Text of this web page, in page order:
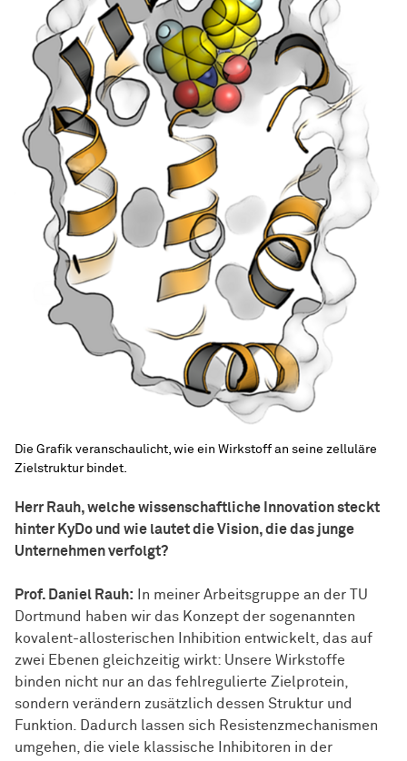
Herr Rauh, welche wissenschaftliche Innovation steckt
hinter KyDo und wie lautet die Vision, die das junge
Unternehmen verfolgt?
Prof. Daniel Rauh: In meiner Arbeitsgruppe an der TU
Dortmund haben wir das Konzept der sogenannten
kovalent-allosterischen Inhibition entwickelt, das auf
zwei Ebenen gleichzeitig wirkt: Unsere Wirkstoffe
binden nicht nur an das fehlregulierte Zielprotein,
sondern verändern zusätzlich dessen Struktur und
Funktion. Dadurch lassen sich Resistenzmechanismen
umgehen, die viele klassische Inhibitoren in der
Die Grafik veranschaulicht, wie ein Wirkstoff an seine zelluläre
Zielstruktur bindet.